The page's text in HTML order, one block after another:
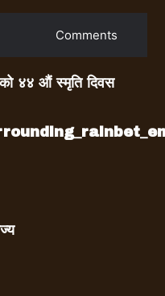
Comments
४४ औं स्मृति दिवस